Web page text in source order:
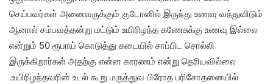
செய்பவர்கள் அனைவருக்கும் குடோனில் இருந்து உணவு வந்துவிடும்
ஆனால் சம்பவத்தன்று மட்டும் உயிரிழந்த கணேசுக்கு உணவு இல்லை
என்றும் 50 ரூபாய் கொடுத்து கடையில் சாப்பிட சொல்லி
இருக்கிறார்கள் அதற்கு என்ன காரணம் என்று தெரியவில்லை
.உயிரிழந்தவரின் உடல் கூறு மருத்துவ பிரோத பரிசோதனையில்